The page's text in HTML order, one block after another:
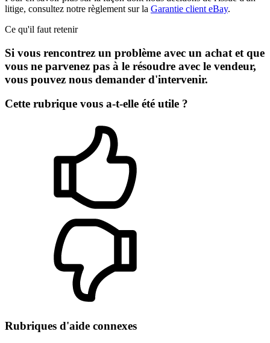
litige, consultez notre règlement sur la Garantie client eBay.
Ce qu'il faut retenir
Si vous rencontrez un problème avec un achat et que
vous ne parvenez pas à le résoudre avec le vendeur,
vous pouvez nous demander d'intervenir.
Cette rubrique vous a-t-elle été utile ?
Rubriques d'aide connexes